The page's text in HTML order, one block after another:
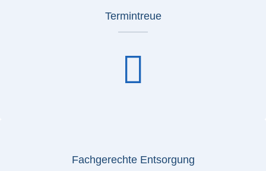
Termintreue
Fachgerechte Entsorgung